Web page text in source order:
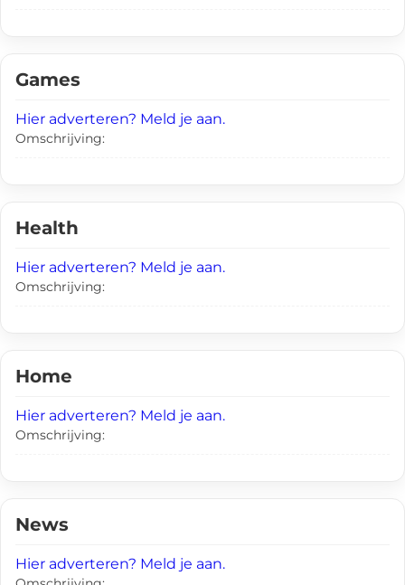
Games
Hier adverteren? Meld je aan.
Omschrijving:
Health
Hier adverteren? Meld je aan.
Omschrijving:
Home
Hier adverteren? Meld je aan.
Omschrijving:
News
Hier adverteren? Meld je aan.